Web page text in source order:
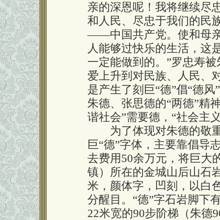
亲的深恩呢！我将继续尽
和人民、尽忠于我们的民
——中国共产党。使和母
人能够过快乐的生活，这
一定能做到的。”罗忠寿
爱上升到对民族、人民、
是产生了刻巨“德”倡“德
朱德、张思德的“两德”精
谐社会”需要德，“社会主
为了体现对朱德的敬重
巨“德”字体，主要靠倡导
去费用50余万元，将巨大
镇）所在的金城山后山石
米，颜体字，凹刻，以白
分醒目。“德”字石岩脚下
22米宽的90步阶梯（朱德